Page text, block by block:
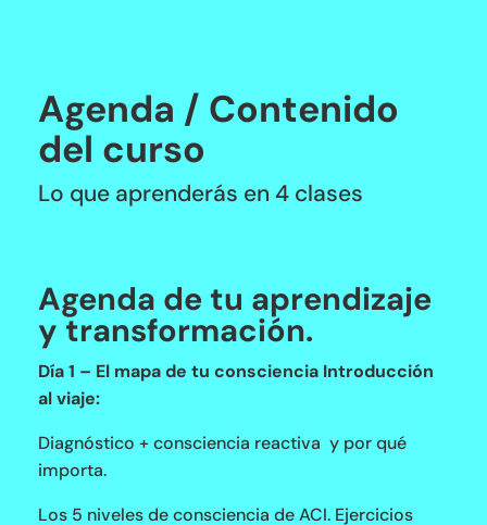
Agenda / Contenido
del curso
Lo que aprenderás en 4 clases
Agenda de tu aprendizaje
y transformación.
Día 1 – El mapa de tu consciencia Introducción
al viaje:
Diagnóstico + consciencia reactiva y por qué
importa.
Los 5 niveles de consciencia de ACI. Ejercicios